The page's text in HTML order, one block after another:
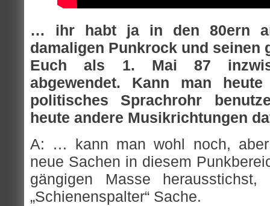
… ihr habt ja in den 80ern
damaligen Punkrock und seinen
Euch als 1. Mai 87
abgewendet. Kann man
politisches Sprachrohr
heute andere Musikrichtungen
A: … kann man wohl noch,
neue Sachen in diesem
gängigen Masse
„Schienenspalter“ Sache.